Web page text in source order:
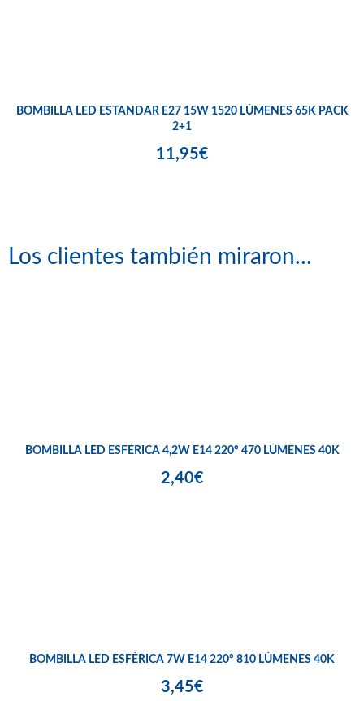
BOMBILLA LED ESTANDAR E27 15W 1520 LÚMENES 65K PACK
2+1
11,95€
Los clientes también miraron...
BOMBILLA LED ESFÉRICA 4,2W E14 220º 470 LÚMENES 40K
2,40€
BOMBILLA LED ESFÉRICA 7W E14 220º 810 LÚMENES 40K
3,45€